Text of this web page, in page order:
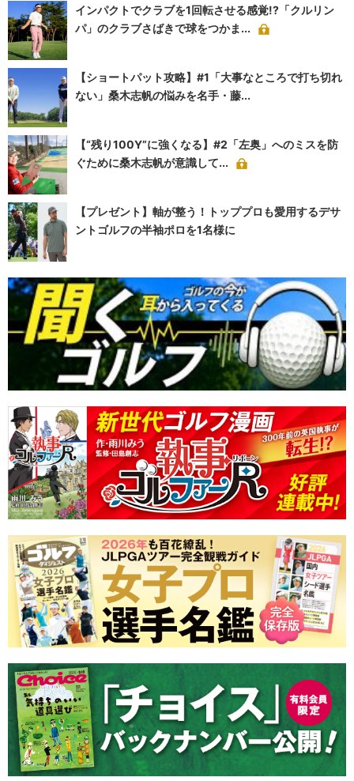
インパクトでクラブを1回転させる感覚!?「クルリン
パ」のクラブさばきで球をつかま...
【ショートパット攻略】#1「大事なところで打ち切れ
ない」桑木志帆の悩みを名手・藤...
【“残り100Y”に強くなる】#2「左奥」へのミスを防
ぐために桑木志帆が意識して...
【プレゼント】軸が整う！トッププロも愛用するデサ
ントゴルフの半袖ポロを1名様に